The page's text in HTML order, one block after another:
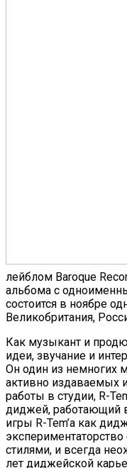
лейблом Baroque
альбома с
состоится в ноябре
Великобритания,
Как музыкант и
идеи, звучание и
Он один из немногих
активно издаваемых
работы в студии, R-
диджей, работающий
игры R-Tem’a как
стилями, и всегда
лет диджейской